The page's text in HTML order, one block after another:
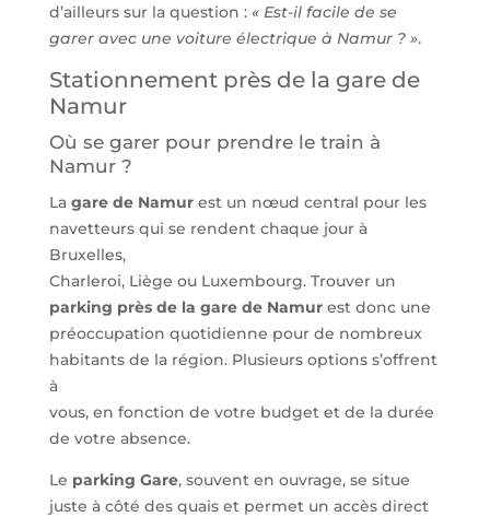
d’ailleurs sur la question : « Est-il facile de se
garer avec une voiture électrique à Namur ? ».
Stationnement près de la gare de
Namur
Où se garer pour prendre le train à
Namur ?
La gare de Namurest un nœud central pour les
navetteurs qui se rendent chaque jour à
Bruxelles,
Charleroi, Liège ou Luxembourg. Trouver un
parking près de la gare de Namurest donc une
préoccupation quotidienne pour de nombreux
habitants de la région. Plusieurs options s’offrent
à
vous, en fonction de votre budget et de la durée
de votre absence.
Le parking Gare, souvent en ouvrage, se situe
juste à côté des quais et permet un accès direct